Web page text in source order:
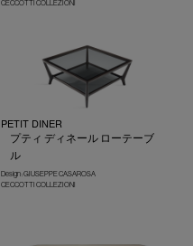
CECCOTTI COLLEZIONI
PETIT DINER
プティ ディネール ローテーブ
ル
Design : GIUSEPPE CASAROSA
CECCOTTI COLLEZIONI